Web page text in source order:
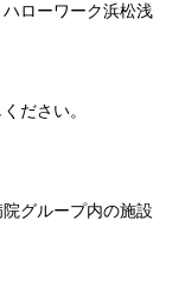
ローワーク浜松浅
ださい。
グループ内の施設